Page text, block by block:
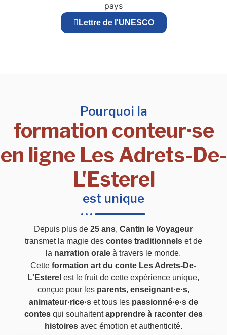
pays
Lettre de l'UNESCO
Pourquoi la
formation conteur·se
en ligne Les Adrets-De-
L'Esterel
est unique
Depuis plus de25 ans,Cantin le Voyageur
transmet la magie des contes traditionnelset de
la narration orale à travers le monde.
Cetteformation art du conte Les Adrets-De-
L'Esterel est le fruit de cette expérience unique,
conçue pour les parents, enseignant·e·s,
animateur·rice·set tous les passionné·e·s de
contesqui souhaitentapprendre à raconter des
histoiresavec émotion et authenticité.